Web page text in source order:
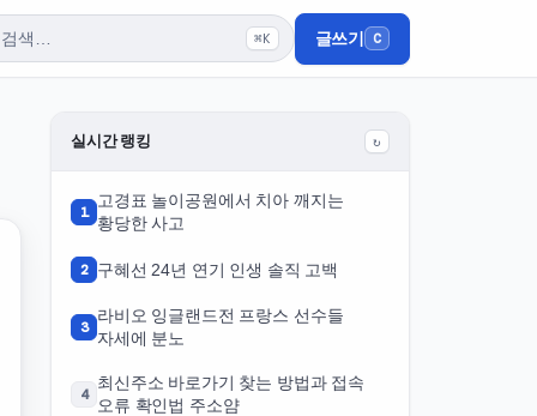
⌘K 글쓰기 C
실시간 랭킹 ↻
1
고경표 놀이공원에서 치아 깨지는
황당한 사고
2 구혜선 24년 연기 인생 솔직 고백
3
라비오 잉글랜드전 프랑스 선수들
자세에 분노
4
최신주소 바로가기 찾는 방법과 접속
오류 확인법 주소얌